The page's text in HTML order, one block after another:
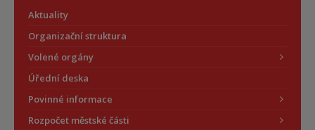
Aktuality
Organizační struktura
Volené orgány
Úřední deska
Povinné informace
Rozpočet městské části